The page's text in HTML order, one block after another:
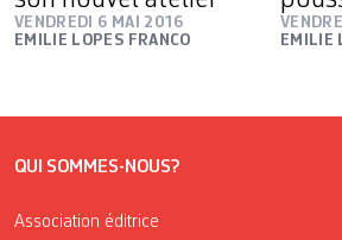
VENDREDI 6 MAI 2016
EMILIE LOPES FRANCO
EMILIE
QUI SOMMES-NOUS?
Association éditrice